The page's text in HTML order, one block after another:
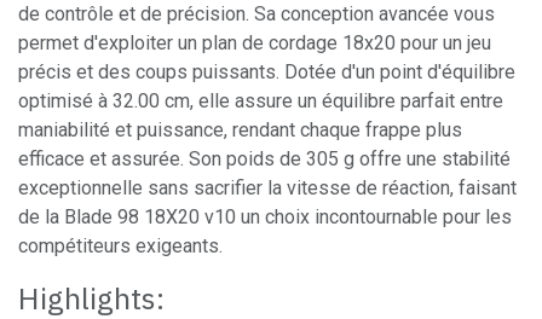
de contrôle et de précision. Sa conception avancée vous
permet d'exploiter un plan de cordage 18x20 pour un jeu
précis et des coups puissants. Dotée d'un point d'équilibre
optimisé à 32.00 cm, elle assure un équilibre parfait entre
maniabilité et puissance, rendant chaque frappe plus
efficace et assurée. Son poids de 305 g offre une stabilité
exceptionnelle sans sacrifier la vitesse de réaction, faisant
de la Blade 98 18X20 v10 un choix incontournable pour les
compétiteurs exigeants.
Highlights: